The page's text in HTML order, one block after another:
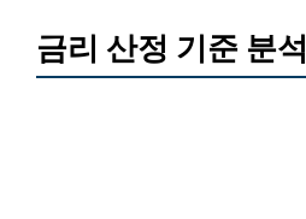
금리 산정 기준 분석